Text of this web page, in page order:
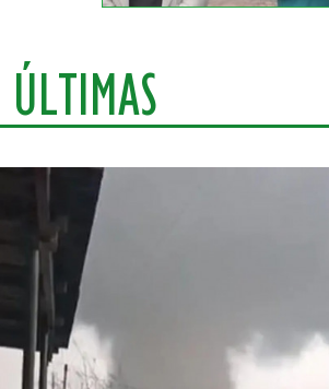
ÚLTIMAS